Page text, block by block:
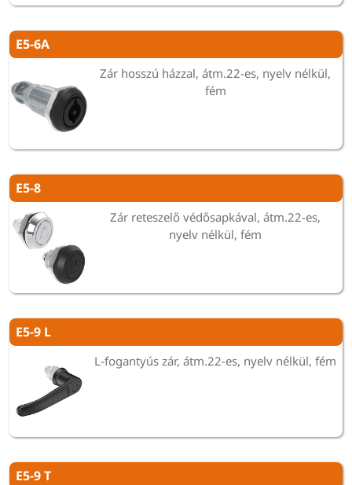
E5-6A
Zár hosszú házzal, átm.22-es, nyelv nélkül,
fém
E5-8
Zár reteszelő védősapkával, átm.22-es,
nyelv nélkül, fém
E5-9 L
L-fogantyús zár, átm.22-es, nyelv nélkül, fém
E5-9 T